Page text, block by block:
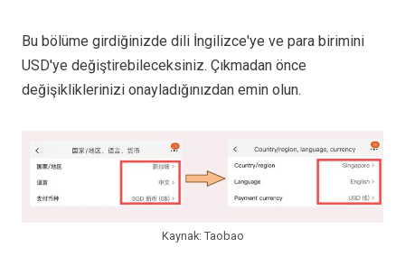
Bu bölüme girdiğinizde dili İngilizce'ye ve para birimini
USD'ye değiştirebileceksiniz. Çıkmadan önce
değişikliklerinizi onayladığınızdan emin olun.
Kaynak: Taobao